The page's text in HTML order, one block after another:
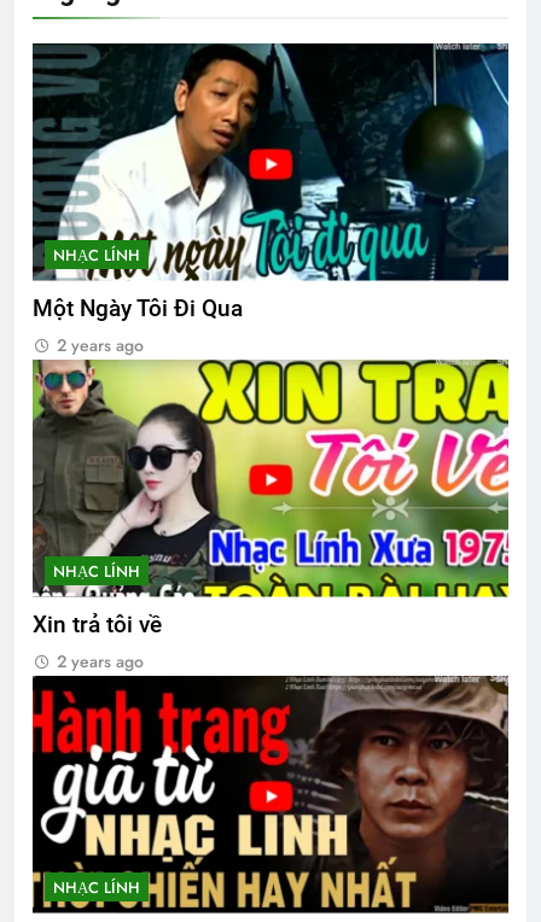
MÙA XUÂN MUỐN NÓI
3 Years Ago
HỎI LÀM QUEN
3 Years Ago
YÊU NGHĨA LÀ YÊU?
3 Years Ago
3 Years Ago
CSVSQ Ngô Thanh Vân K10
2 Years Ago
Đất máu Long Khánh 1974
Cuộc chiến không muốn thắng
2 Years Ago
Đi dây Tử Thần
2 Years Ago
NHẠC LÍNH
Một Ngày Tôi Đi Qua
2 years ago
NHẠC LÍNH
Xin trả tôi về
2 years ago
NHẠC LÍNH